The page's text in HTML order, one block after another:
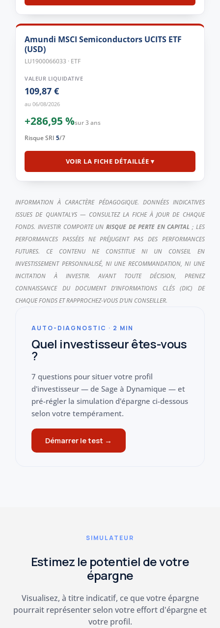
Amundi MSCI Semiconductors UCITS ETF
(USD)
LU1900066033 · ETF
VALEUR LIQUIDATIVE
109,87 €
au 06/08/2026
+286,95 %sur 3 ans
Risque SRI5/7
VOIR LA FICHE DÉTAILLÉE ▾
INFORMATION À CARACTÈRE PÉDAGOGIQUE. DONNÉES INDICATIVES
ISSUES DE QUANTALYS — CONSULTEZ LA FICHE À JOUR DE CHAQUE
FONDS. INVESTIR COMPORTE UN RISQUE DE PERTE EN CAPITAL ; LES
PERFORMANCES PASSÉES NE PRÉJUGENT PAS DES PERFORMANCES
FUTURES. CE CONTENU NE CONSTITUE NI UN CONSEIL EN
INVESTISSEMENT PERSONNALISÉ, NI UNE RECOMMANDATION, NI UNE
INCITATION À INVESTIR. AVANT TOUTE DÉCISION, PRENEZ
CONNAISSANCE DU DOCUMENT D’INFORMATIONS CLÉS (DIC) DE
CHAQUE FONDS ET RAPPROCHEZ-VOUS D’UN CONSEILLER.
AUTO-DIAGNOSTIC · 2 MIN
Quel investisseur êtes-vous
?
7 questions pour situer votre profil
d'investisseur — de Sage à Dynamique — et
pré-régler la simulation d'épargne ci-dessous
selon votre tempérament.
Démarrer le test →
SIMULATEUR
Estimez le potentiel de votre
épargne
Visualisez, à titre indicatif, ce que votre épargne
pourrait représenter selon votre effort d'épargne et
votre profil.